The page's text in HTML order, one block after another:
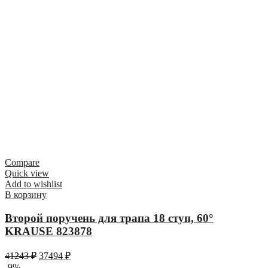
Compare
Quick view
Add to wishlist
В корзину
Второй поручень для трапа 18 ступ, 60°
KRAUSE 823878
41243₽ 37494 ₽